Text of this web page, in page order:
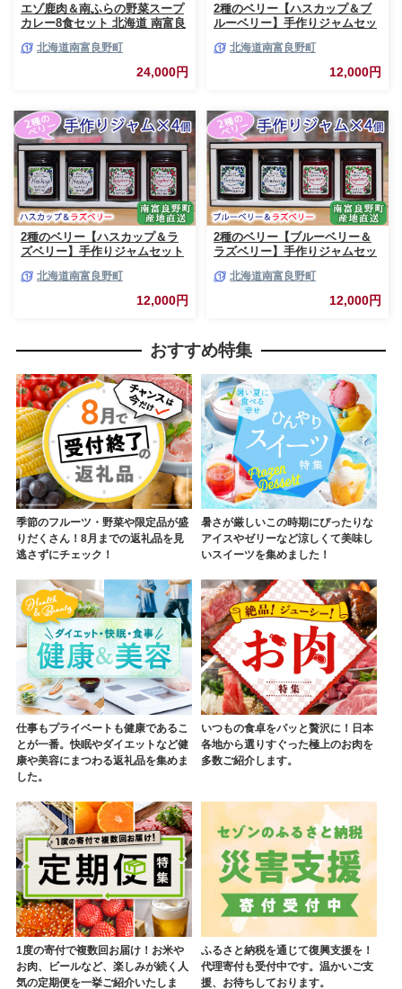
エゾ鹿肉＆南ふらの野菜スープ
カレー8食セット 北海道 南富良
スープカレー セット 詰合せ 加
北海道南富良野町
24,000円
2種のベリー【ハスカップ＆ブ
ルーベリー】手作りジャムセッ
ャム ベリー ハスカップ ブルー
北海道南富良野町
12,000円
2種のベリー【ハスカップ＆ラ
ズベリー】手作りジャムセット
ム ベリー ハスカップ ラズベリ
ー ソース カシス てんさい糖 無
農薬 ポリフェノール 鉄分 ビタ
北海道南富良野町
12,000円
2種のベリー【ブルーベリー＆
ラズベリー】手作りジャムセッ
ャム ベリー ブルーベリー ラズ
ベリー ソース カシス 果実 てん
北海道南富良野町
12,000円
おすすめ特集
季節のフルーツ・野菜や限定品が盛
りだくさん！8月までの返礼品を見
逃さずにチェック！
暑さが厳しいこの時期にぴったりな
アイスやゼリーなど涼しくて美味し
いスイーツを集めました！
仕事もプライベートも健康であるこ
とが一番。快眠やダイエットなど健
康や美容にまつわる返礼品を集めま
した。
いつもの食卓をパッと贅沢に！日本
各地から選りすぐった極上のお肉を
多数ご紹介します。
1度の寄付で複数回お届け！お米や
お肉、ビールなど、楽しみが続く人
気の定期便を一挙ご紹介いたしま
ふるさと納税を通じて復興支援を！
代理寄付も受付中です。温かいご支
援、お待ちしております。